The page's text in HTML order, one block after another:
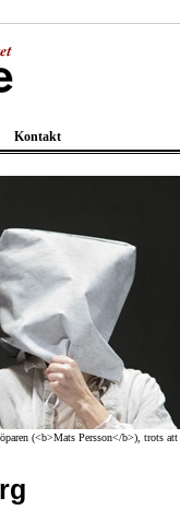
Kontakt
(<b>Mats Persson</b>), trots att